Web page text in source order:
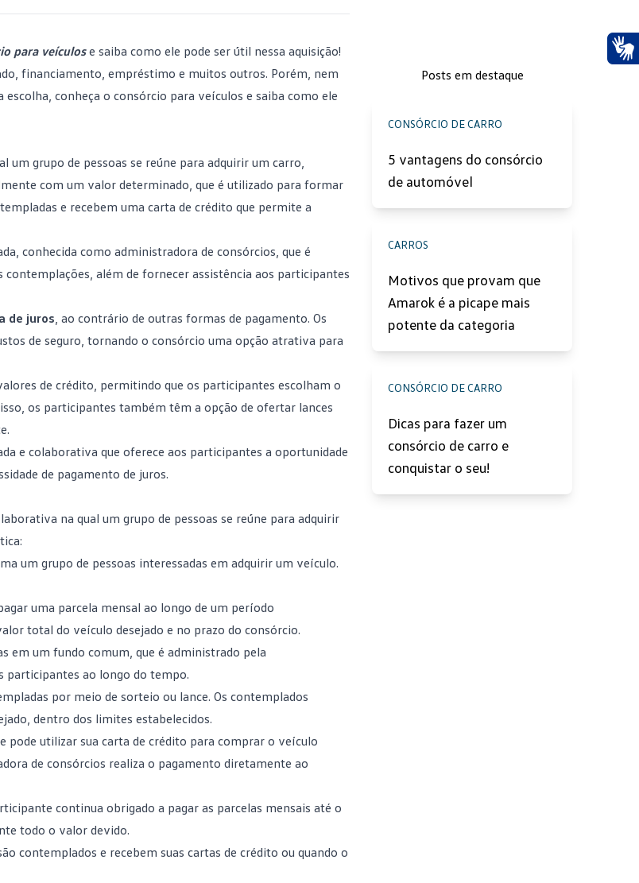
para veículose saiba como ele pode ser útil nessa aquisição!
financiamento, empréstimo e muitos outros. Porém, nem
conheça o consórcio para veículos e saiba como ele
um grupo de pessoas se reúne para adquirir um carro,
com um valor determinado, que é utilizado para formar
e recebem uma carta de crédito que permite a
conhecida como administradora de consórcios, que é
além de fornecer assistência aos participantes
de juros, ao contrário de outras formas de pagamento. Os
de seguro, tornando o consórcio uma opção atrativa para
de crédito, permitindo que os participantes escolham o
os participantes também têm a opção de ofertar lances
e colaborativa que oferece aos participantes a oportunidade
de pagamento de juros.
na qual um grupo de pessoas se reúne para adquirir
um grupo de pessoas interessadas em adquirir um veículo.
uma parcela mensal ao longo de um período
total do veículo desejado e no prazo do consórcio.
em um fundo comum, que é administrado pela
participantes ao longo do tempo.
por meio de sorteio ou lance. Os contemplados
dentro dos limites estabelecidos.
pode utilizar sua carta de crédito para comprar o veículo
de consórcios realiza o pagamento diretamente ao
continua obrigado a pagar as parcelas mensais até o
todo o valor devido.
contemplados e recebem suas cartas de crédito ou quando o
Posts em destaque
CONSÓRCIO DE CARRO
5 vantagens do consórcio
de automóvel
CARROS
Motivos que provam que
Amarok é a picape mais
potente da categoria
CONSÓRCIO DE CARRO
Dicas para fazer um
consórcio de carro e
conquistar o seu!